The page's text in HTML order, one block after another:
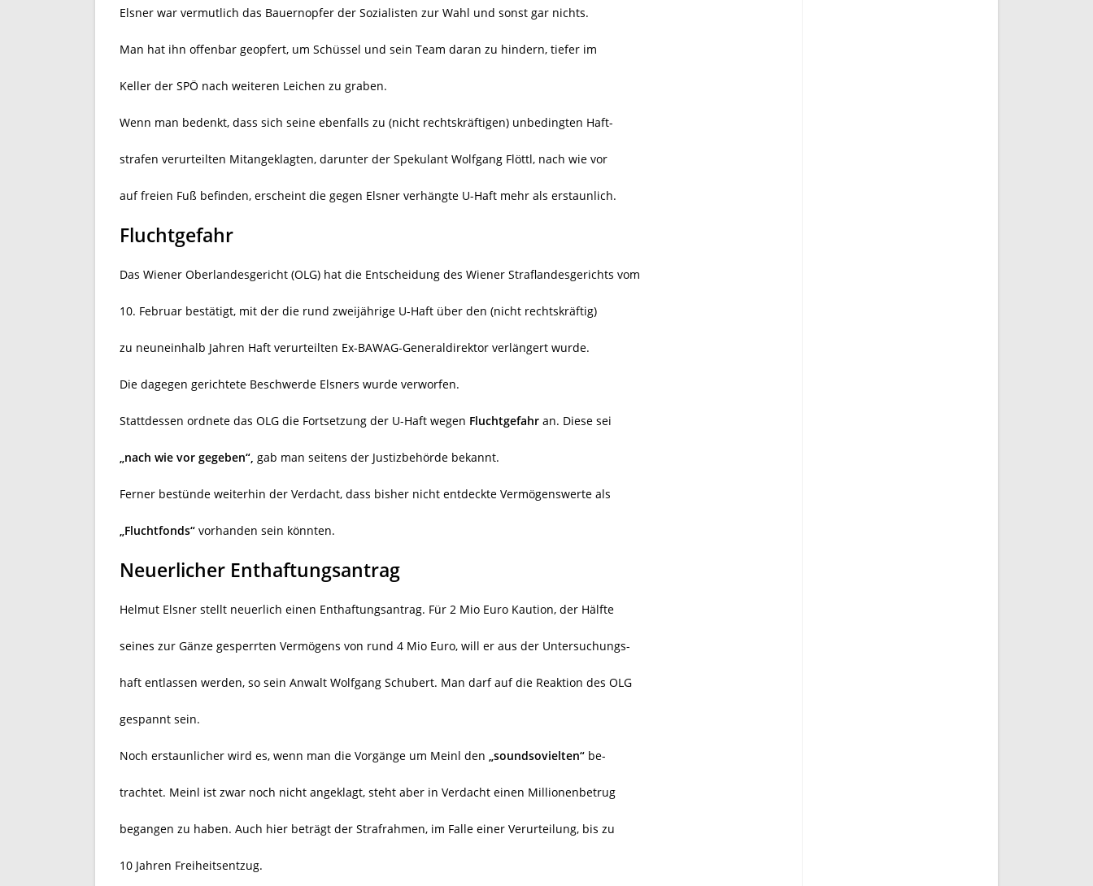
Elsner war vermutlich das Bauernopfer der Sozialisten zur Wahl und sonst gar nichts.
Man hat ihn offenbar geopfert, um Schüssel und sein Team daran zu hindern, tiefer im
Keller der SPÖ nach weiteren Leichen zu graben.
Wenn man bedenkt, dass sich seine ebenfalls zu (nicht rechtskräftigen) unbedingten Haft-
strafen verurteilten Mitangeklagten, darunter der Spekulant Wolfgang Flöttl, nach wie vor
auf freien Fuß befinden, erscheint die gegen Elsner verhängte U-Haft mehr als erstaunlich.
Fluchtgefahr
Das Wiener Oberlandesgericht (OLG) hat die Entscheidung des Wiener Straflandesgerichts vom
10. Februar bestätigt, mit der die rund zweijährige U-Haft über den (nicht rechtskräftig)
zu neuneinhalb Jahren Haft verurteilten Ex-BAWAG-Generaldirektor verlängert wurde.
Die dagegen gerichtete Beschwerde Elsners wurde verworfen.
Stattdessen ordnete das OLG die Fortsetzung der U-Haft wegen Fluchtgefahr an. Diese sei
„nach wie vor gegeben“, gab man seitens der Justizbehörde bekannt.
Ferner bestünde weiterhin der Verdacht, dass bisher nicht entdeckte Vermögenswerte als
„Fluchtfonds“ vorhanden sein könnten.
Neuerlicher Enthaftungsantrag
Helmut Elsner stellt neuerlich einen Enthaftungsantrag. Für 2 Mio Euro Kaution, der Hälfte
seines zur Gänze gesperrten Vermögens von rund 4 Mio Euro, will er aus der Untersuchungs-
haft entlassen werden, so sein Anwalt Wolfgang Schubert. Man darf auf die Reaktion des OLG
gespannt sein.
Noch erstaunlicher wird es, wenn man die Vorgänge um Meinl den „soundsovielten“ be-
trachtet. Meinl ist zwar noch nicht angeklagt, steht aber in Verdacht einen Millionenbetrug
begangen zu haben. Auch hier beträgt der Strafrahmen, im Falle einer Verurteilung, bis zu
10 Jahren Freiheitsentzug.